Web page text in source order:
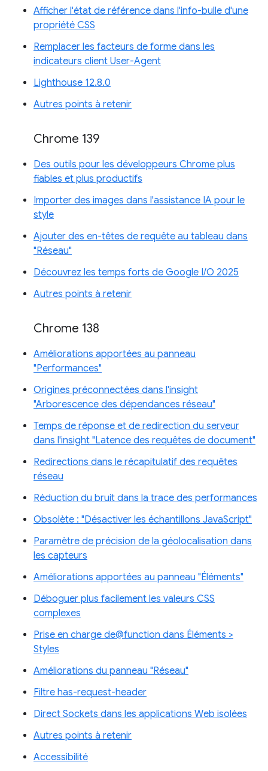
Afficher l'état de référence dans l'info-bulle d'une
propriété CSS
Remplacer les facteurs de forme dans les
indicateurs client User-Agent
Lighthouse 12.8.0
Autres points à retenir
Chrome 139
Des outils pour les développeurs Chrome plus
fiables et plus productifs
Importer des images dans l'assistance IA pour le
style
Ajouter des en-têtes de requête au tableau dans
"Réseau"
Découvrez les temps forts de Google I/O 2025
Autres points à retenir
Chrome 138
Améliorations apportées au panneau
"Performances"
Origines préconnectées dans l'insight
"Arborescence des dépendances réseau"
Temps de réponse et de redirection du serveur
dans l'insight "Latence des requêtes de document"
Redirections dans le récapitulatif des requêtes
réseau
Réduction du bruit dans la trace des performances
Obsolète : "Désactiver les échantillons JavaScript"
Paramètre de précision de la géolocalisation dans
les capteurs
Améliorations apportées au panneau "Éléments"
Déboguer plus facilement les valeurs CSS
complexes
Prise en charge de@function dans Éléments >
Styles
Améliorations du panneau "Réseau"
Filtre has-request-header
Direct Sockets dans les applications Web isolées
Autres points à retenir
Accessibilité